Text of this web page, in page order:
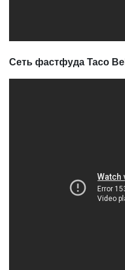
Сеть фастфуда Taco Bell